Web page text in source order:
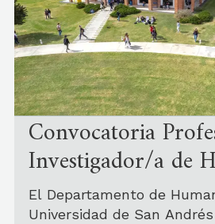
Convocatoria
Investigador/a de
dedicación
El Departamento de
Universidad de San